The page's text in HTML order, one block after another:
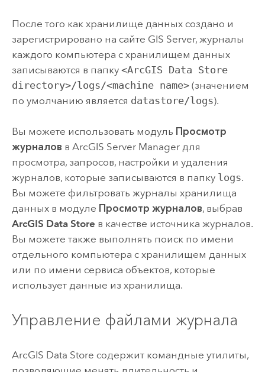
После того как хранилище данных создано и
зарегистрировано на сайте GIS Server, журналы
каждого компьютера с хранилищем данных
записываются в папку <ArcGIS Data Store
directory>/logs/<machine name>(значением
по умолчанию является datastore/logs).
Вы можете использовать модуль Просмотр
журналов в ArcGIS Server Managerдля
просмотра, запросов, настройки и удаления
журналов, которые записываются в папку logs.
Вы можете фильтровать журналы хранилища
данных в модуле Просмотр журналов, выбрав
ArcGIS Data Store в качестве источника журналов.
Вы можете также выполнять поиск по имени
отдельного компьютера с хранилищем данных
или по имени сервиса объектов, которые
использует данные из хранилища.
Управление файлами журнала
ArcGIS Data Store содержит командные утилиты,